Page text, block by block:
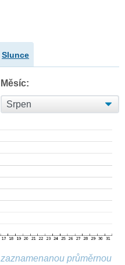
Slunce
Měsíc:
průměrnou